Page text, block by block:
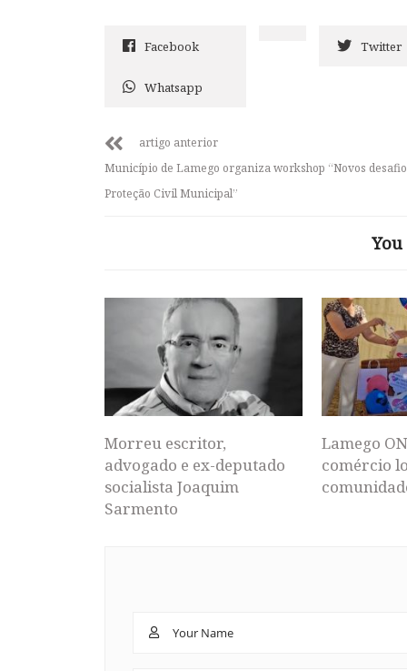
Facebook Twitter
Whatsapp
artigo anterior
Município de Lamego organiza workshop “Novos
Proteção Civil Municipal”
Morreu escritor,
advogado e ex-deputado
socialista Joaquim
Sarmento
Lamego
comércio